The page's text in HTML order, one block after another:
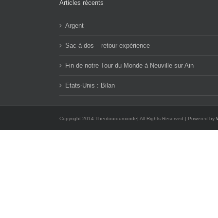
Articles récents
Argent
Sac à dos – retour expérience
Fin de notre Tour du Monde à Neuville sur Ain
Etats-Unis : Bilan
Copyright 2014 Theotourdumonde| All Rights Reserved | Powered by